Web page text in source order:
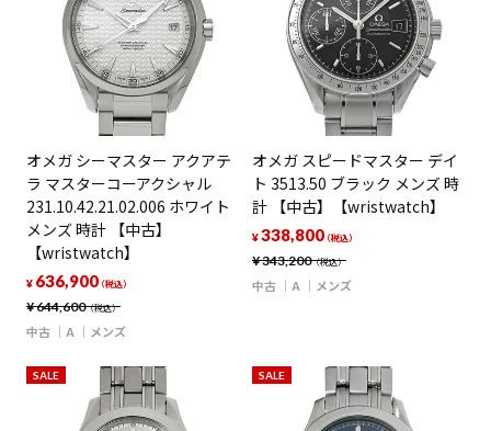
オメガ シーマスター アクアテ
ラ マスターコーアクシャル
231.10.42.21.02.006 ホワイト
メンズ 時計 【中古】
【wristwatch】
¥644,600（税込）
¥ 636,900（税込）
中古 A メンズ
オメガ スピードマスター デイ
ト 3513.50 ブラック メンズ 時
計 【中古】【wristwatch】
¥343,200（税込）
¥338,800（税込）
中古 A メンズ
SALE SALE